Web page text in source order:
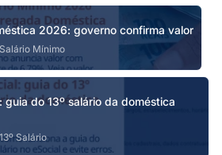
2026: governo confirma valor
Salário Mínimo
guia do 13º salário da doméstica
Salário